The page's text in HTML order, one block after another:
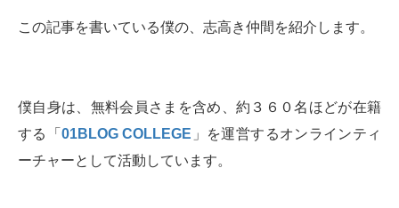
この記事を書いている僕の、志高き仲間を紹介します。
僕自身は、無料会員さまを含め、約３６０名ほどが在籍
する「01BLOG COLLEGE 」を運営するオンラインティ
ーチャーとして活動しています。